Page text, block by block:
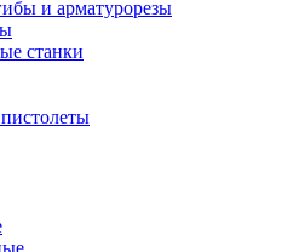
и арматурорезы
станки